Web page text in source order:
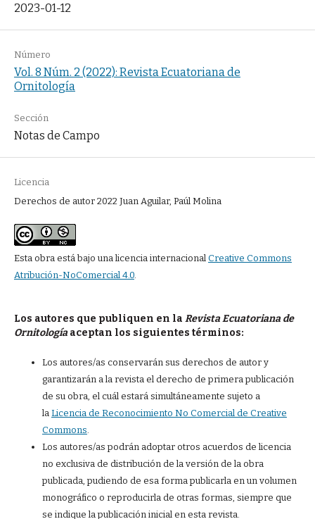
2023-01-12
Número
Vol. 8 Núm. 2 (2022): Revista Ecuatoriana de
Ornitología
Sección
Notas de Campo
Licencia
Derechos de autor 2022 Juan Aguilar, Paúl Molina
Esta obra está bajo una licencia internacional Creative Commons
Atribución-NoComercial 4.0.
Los autores que publiquen en la Revista Ecuatoriana de
Ornitologíaaceptan los siguientes términos:
Los autores/as conservarán sus derechos de autor y
garantizarán a la revista el derecho de primera publicación
de su obra, el cuál estará simultáneamente sujeto a
la Licencia de Reconocimiento No Comercial de Creative
Commons
Los autores/as podrán adoptar otros acuerdos de licencia
no exclusiva de distribución de la versión de la obra
publicada, pudiendo de esa forma publicarla en un volumen
monográfico o reproducirla de otras formas, siempre que
se indique la publicación inicial en esta revista.